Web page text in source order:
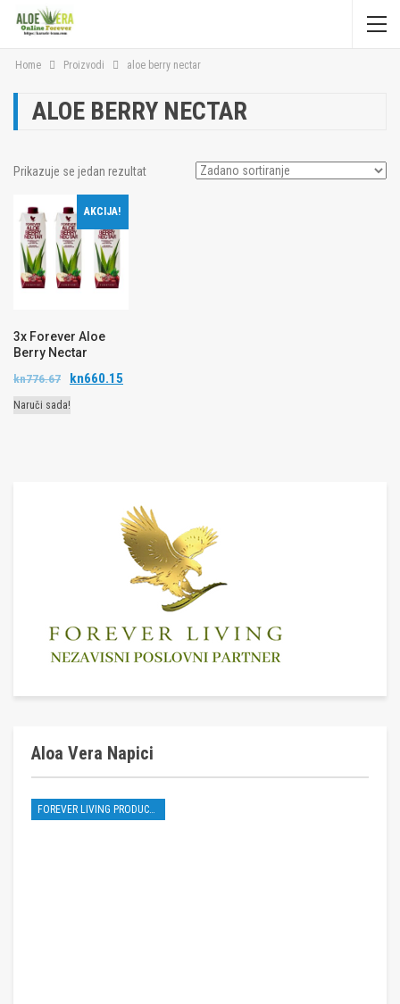
Home Proizvodi aloe berry nectar
ALOE BERRY NECTAR
Prikazuje se jedan rezultat
AKCIJA!
3x Forever Aloe
Berry Nectar
kn776.67 kn660.15
Naruči sada!
Aloa Vera Napici
FOREVER LIVING PRODUCTS